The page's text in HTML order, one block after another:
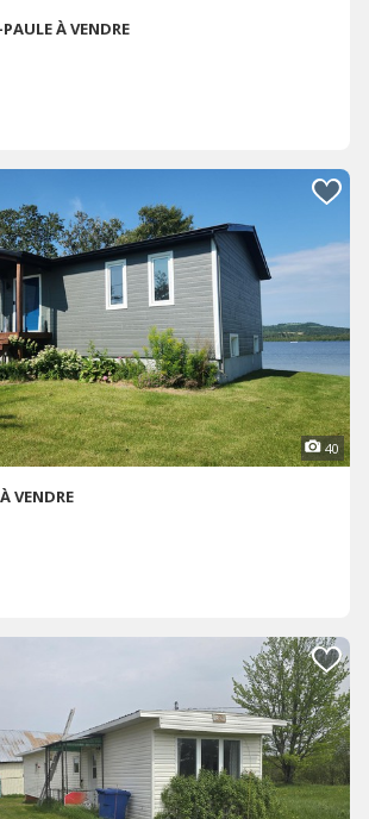
À VENDRE
40
VENDRE